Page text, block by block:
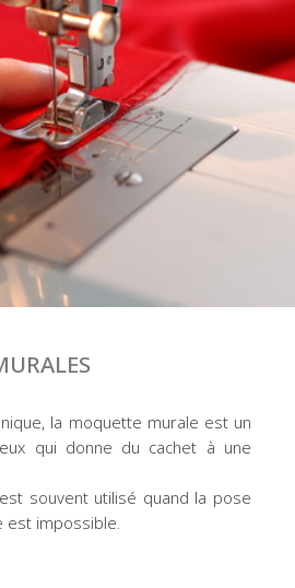
la moquette murale est un
qui donne du cachet à une
souvent utilisé quand la pose
est impossible.